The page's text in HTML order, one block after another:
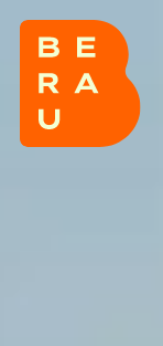
Das Bild zeigt